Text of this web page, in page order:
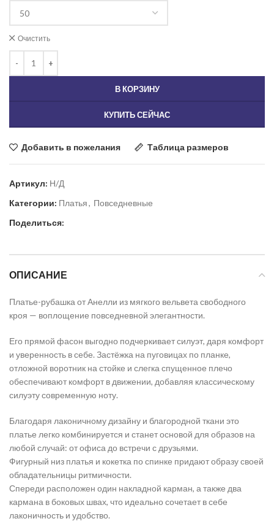
Очистить
В КОРЗИНУ
КУПИТЬ СЕЙЧАС
Добавить в пожелания Таблица размеров
Артикул: Н/Д
Категории: Платья, Повседневные
Поделиться:
ОПИСАНИЕ
Платье-рубашка от Анелли из мягкого вельвета свободного
кроя — воплощение повседневной элегантности.
Его прямой фасон выгодно подчеркивает силуэт, даря комфорт
и уверенность в себе. Застёжка на пуговицах по планке,
отложной воротник на стойке и слегка спущенное плечо
обеспечивают комфорт в движении, добавляя классическому
силуэту современную ноту.
Благодаря лаконичному дизайну и благородной ткани это
платье легко комбинируется и станет основой для образов на
любой случай: от офиса до встречи с друзьями.
Фигурный низ платья и кокетка по спинке придают образу своей
обладательницы ритмичности.
Спереди расположен один накладной карман, а также два
кармана в боковых швах, что идеально сочетает в себе
лаконичность и удобство.